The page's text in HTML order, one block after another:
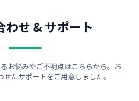
わせ & サポート
お悩みやご不明点はこちらから。お
たサポートをご用意しました。